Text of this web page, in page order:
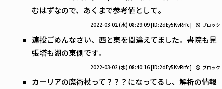
むはずなので、あくまで参考値として。
2022-03-02 (水) 08:29:09[ID:2dEy5KvRrfc] ブロック
連投ごめんなさい、西と東を間違えてました。書院も見
張塔も湖の東側です。
2022-03-02 (水) 08:40:16[ID:2dEy5KvRrfc] ブロック
カーリアの魔術杖って？？？になってるし、解析の情報